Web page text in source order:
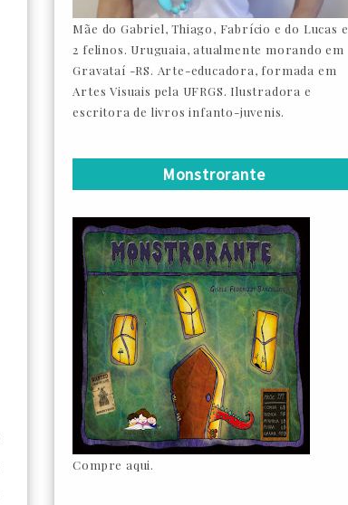
Mãe do Gabriel, Thiago, Fabrício e do Lucas e
2 felinos. Uruguaia, atualmente morando em
Gravataí -RS. Arte-educadora, formada em
Artes Visuais pela UFRGS. Ilustradora e
escritora de livros infanto-juvenis.
Monstrorante
Compre aqui.